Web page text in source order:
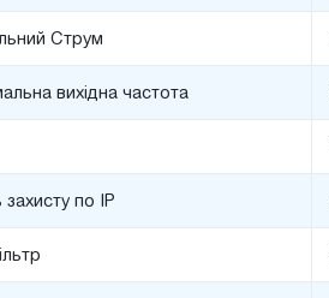
Струм
вихідна частота
захисту по IP